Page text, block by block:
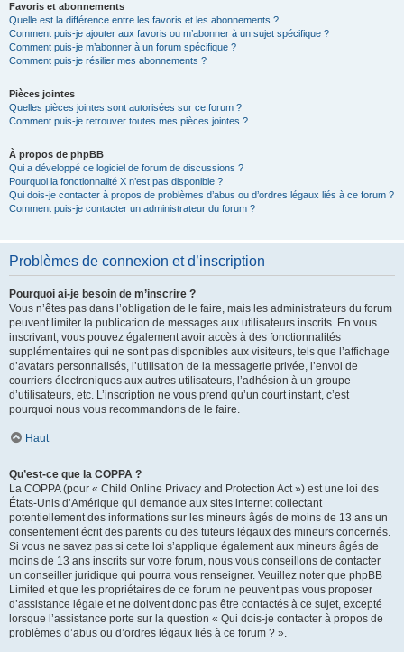
Favoris et abonnements
Quelle est la différence entre les favoris et les abonnements ?
Comment puis-je ajouter aux favoris ou m’abonner à un sujet spécifique ?
Comment puis-je m’abonner à un forum spécifique ?
Comment puis-je résilier mes abonnements ?
Pièces jointes
Quelles pièces jointes sont autorisées sur ce forum ?
Comment puis-je retrouver toutes mes pièces jointes ?
À propos de phpBB
Qui a développé ce logiciel de forum de discussions ?
Pourquoi la fonctionnalité X n’est pas disponible ?
Qui dois-je contacter à propos de problèmes d’abus ou d’ordres légaux liés à ce forum ?
Comment puis-je contacter un administrateur du forum ?
Problèmes de connexion et d’inscription
Pourquoi ai-je besoin de m’inscrire ?
Vous n’êtes pas dans l’obligation de le faire, mais les administrateurs du forum
peuvent limiter la publication de messages aux utilisateurs inscrits. En vous
inscrivant, vous pouvez également avoir accès à des fonctionnalités
supplémentaires qui ne sont pas disponibles aux visiteurs, tels que l’affichage
d’avatars personnalisés, l’utilisation de la messagerie privée, l’envoi de
courriers électroniques aux autres utilisateurs, l’adhésion à un groupe
d’utilisateurs, etc. L’inscription ne vous prend qu’un court instant, c’est
pourquoi nous vous recommandons de le faire.
Haut
Qu’est-ce que la COPPA ?
La COPPA (pour « Child Online Privacy and Protection Act ») est une loi des
États-Unis d’Amérique qui demande aux sites internet collectant
potentiellement des informations sur les mineurs âgés de moins de 13 ans un
consentement écrit des parents ou des tuteurs légaux des mineurs concernés.
Si vous ne savez pas si cette loi s’applique également aux mineurs âgés de
moins de 13 ans inscrits sur votre forum, nous vous conseillons de contacter
un conseiller juridique qui pourra vous renseigner. Veuillez noter que phpBB
Limited et que les propriétaires de ce forum ne peuvent pas vous proposer
d’assistance légale et ne doivent donc pas être contactés à ce sujet, excepté
lorsque l’assistance porte sur la question « Qui dois-je contacter à propos de
problèmes d’abus ou d’ordres légaux liés à ce forum ? ».